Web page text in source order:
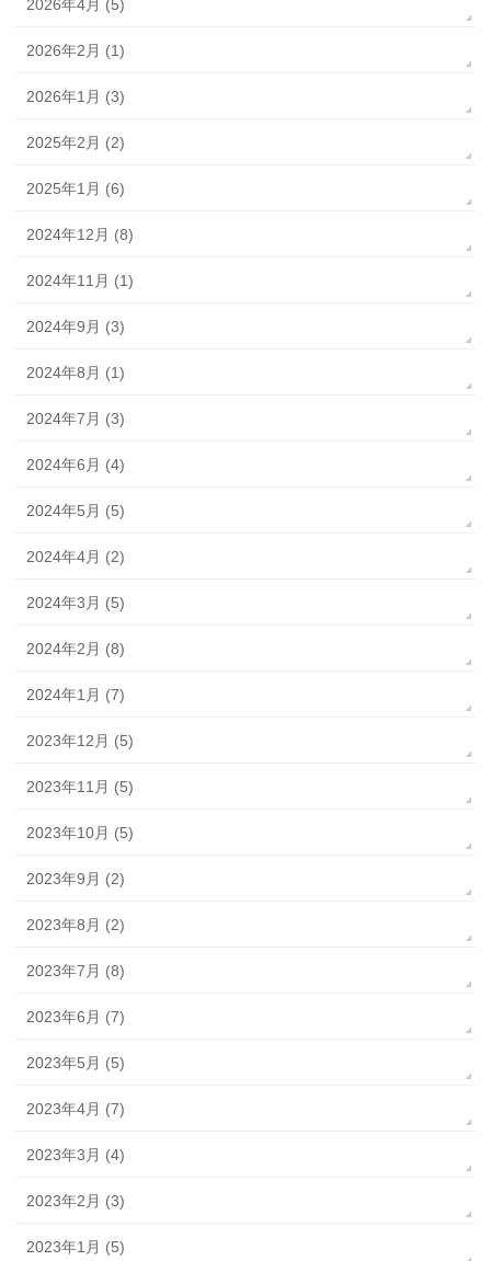
2026年4月 (5)
2026年2月 (1)
2026年1月 (3)
2025年2月 (2)
2025年1月 (6)
2024年12月 (8)
2024年11月 (1)
2024年9月 (3)
2024年8月 (1)
2024年7月 (3)
2024年6月 (4)
2024年5月 (5)
2024年4月 (2)
2024年3月 (5)
2024年2月 (8)
2024年1月 (7)
2023年12月 (5)
2023年11月 (5)
2023年10月 (5)
2023年9月 (2)
2023年8月 (2)
2023年7月 (8)
2023年6月 (7)
2023年5月 (5)
2023年4月 (7)
2023年3月 (4)
2023年2月 (3)
2023年1月 (5)